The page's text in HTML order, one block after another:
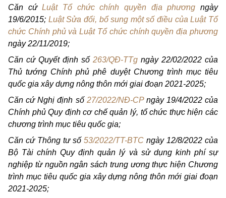
Căn cứLuật Tổ chức chính quyền địa phương ngày
19/6/2015; Luật Sửa đổi, bổ sung một số điều của Luật Tổ
chức Chính phủ và Luật Tổ chức chính quyền địa phương
ngày 22/11/2019;
Căn cứ Quyết định số 263/QĐ-TTg ngày 22/02/2022 của
Thủ tướng Chính phủ phê duyệt Chương trình mục tiêu
quốc gia xây dựng nông thôn mới giai đoạn 2021-2025;
Căn cứ Nghị định số 27/2022/NĐ-CPngày 19/4/2022 của
Chính phủ Quy định cơ chế quản lý, tổ chức thực hiện các
chương trình mục tiêu quốc gia;
Căn cứ Thông tư số 53/2022/TT-BTC ngày 12/8/2022 của
Bộ Tài chính Quy định quản lý và sử dụng kinh phí sự
nghiệp từ nguồn ngân sách trung ương thực hiện Chương
trình mục tiêu quốc gia xây dựng nông thôn mới giai đoạn
2021-2025;